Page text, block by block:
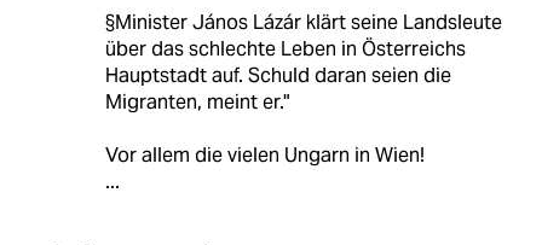
§Minister János Lázár klärt seine Landsleute
über das schlechte Leben in Österreichs
Hauptstadt auf. Schuld daran seien die
Migranten, meint er."
Vor allem die vielen Ungarn in Wien!
...